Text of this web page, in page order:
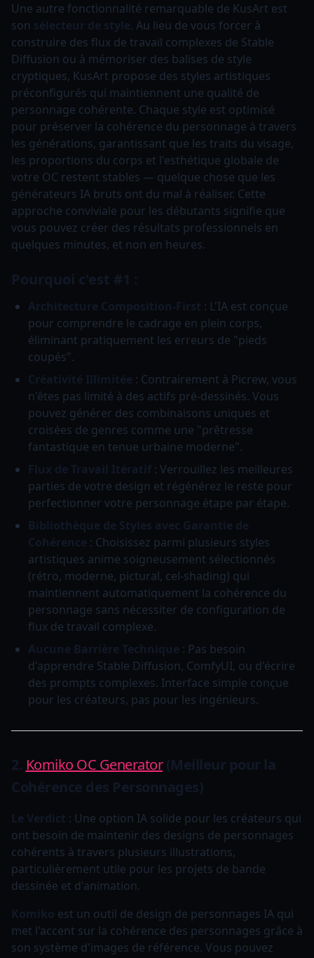
Une autre fonctionnalité remarquable de KusArt est
son sélecteur de style. Au lieu de vous forcer à
construire des flux de travail complexes de Stable
Diffusion ou à mémoriser des balises de style
cryptiques, KusArt propose des styles artistiques
préconfigurés qui maintiennent une qualité de
personnage cohérente. Chaque style est optimisé
pour préserver la cohérence du personnage à travers
les générations, garantissant que les traits du visage,
les proportions du corps et l'esthétique globale de
votre OC restent stables — quelque chose que les
générateurs IA bruts ont du mal à réaliser. Cette
approche conviviale pour les débutants signifie que
vous pouvez créer des résultats professionnels en
quelques minutes, et non en heures.
Pourquoi c'est #1 :
Architecture Composition-First : L'IA est conçue
pour comprendre le cadrage en plein corps,
éliminant pratiquement les erreurs de "pieds
coupés".
Créativité Illimitée : Contrairement à Picrew, vous
n'êtes pas limité à des actifs pré-dessinés. Vous
pouvez générer des combinaisons uniques et
croisées de genres comme une "prêtresse
fantastique en tenue urbaine moderne".
Flux de Travail Itératif : Verrouillez les meilleures
parties de votre design et régénérez le reste pour
perfectionner votre personnage étape par étape.
Bibliothèque de Styles avec Garantie de
Cohérence : Choisissez parmi plusieurs styles
artistiques anime soigneusement sélectionnés
(rétro, moderne, pictural, cel-shading) qui
maintiennent automatiquement la cohérence du
personnage sans nécessiter de configuration de
flux de travail complexe.
Aucune Barrière Technique : Pas besoin
d'apprendre Stable Diffusion, ComfyUI, ou d'écrire
des prompts complexes. Interface simple conçue
pour les créateurs, pas pour les ingénieurs.
2. Komiko OC Generator(Meilleur pour la
Cohérence des Personnages)
Le Verdict : Une option IA solide pour les créateurs qui
ont besoin de maintenir des designs de personnages
cohérents à travers plusieurs illustrations,
particulièrement utile pour les projets de bande
dessinée et d'animation.
Komiko est un outil de design de personnages IA qui
met l'accent sur la cohérence des personnages grâce à
son système d'images de référence. Vous pouvez